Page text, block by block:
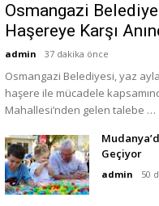
Osmangazi
Haşereye Karşı
admin 37 dakika önce
Osmangazi Belediyesi, yaz
haşere ile mücadele
Mahallesi’nden gelen talebe …
Geçiyor
admin 50